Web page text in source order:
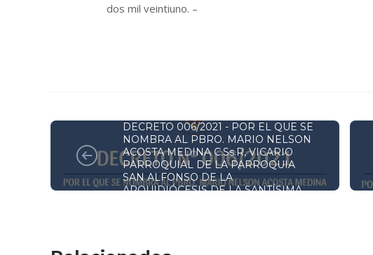
dos mil veintiuno. –
DECRETO 006/2021 - POR EL QUE SE
NOMBRA AL PBRO. MARIO NELSON
ACOSTA MEDINA C.Ss.R, VICARIO
PARROQUIAL DE LA PARROQUIA
SAN ALFONSO DE LA
ARQUIDIÓCESIS DE LA SANTÍSIMA